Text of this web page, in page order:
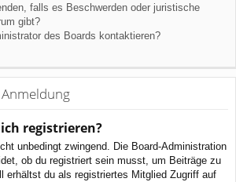
falls es Beschwerden oder juristische
gibt?
des Boards kontaktieren?
registrieren?
unbedingt zwingend. Die Board-Administration
ob du registriert sein musst, um Beiträge zu
erhältst du als registriertes Mitglied Zugriff auf